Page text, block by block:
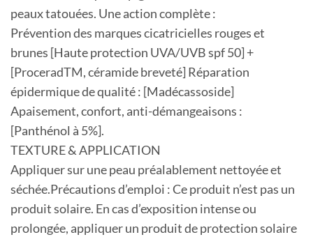
peaux tatouées. Une action complète :
Prévention des marques cicatricielles rouges et
brunes [Haute protection UVA/UVB spf 50] +
[ProceradTM, céramide breveté] Réparation
épidermique de qualité : [Madécassoside]
Apaisement, confort, anti-démangeaisons :
[Panthénol à 5%].
TEXTURE & APPLICATION
Appliquer sur une peau préalablement nettoyée et
séchée.Précautions d’emploi : Ce produit n’est pas un
produit solaire. En cas d’exposition intense ou
prolongée, appliquer un produit de protection solaire